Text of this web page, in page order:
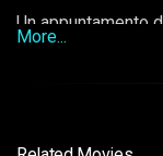
Un appuntamento
More...